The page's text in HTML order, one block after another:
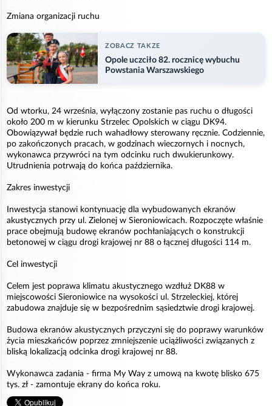
Zmiana organizacji ruchu
ZOBACZ TAKZE
Opole uczciło 82. rocznicę wybuchu
Powstania Warszawskiego
Od wtorku, 24 września, wyłączony zostanie pas ruchu o długości
około 200 m w kierunku Strzelec Opolskich w ciągu DK94.
Obowiązywał będzie ruch wahadłowy sterowany ręcznie. Codziennie,
po zakończonych pracach, w godzinach wieczornych i nocnych,
wykonawca przywróci na tym odcinku ruch dwukierunkowy.
Utrudnienia potrwają do końca października.
Zakres inwestycji
Inwestycja stanowi kontynuację dla wybudowanych ekranów
akustycznych przy ul. Zielonej w Sieroniowicach. Rozpoczęte właśnie
prace obejmują budowę ekranów pochłaniających o konstrukcji
betonowej w ciągu drogi krajowej nr 88 o łącznej długości 114 m.
Cel inwestycji
Celem jest poprawa klimatu akustycznego wzdłuż DK88 w
miejscowości Sieroniowice na wysokości ul. Strzeleckiej, której
zabudowa znajduje się w bezpośrednim sąsiedztwie drogi krajowej.
Budowa ekranów akustycznych przyczyni się do poprawy warunków
życia mieszkańców poprzez zmniejszenie uciążliwości związanych z
bliską lokalizacją odcinka drogi krajowej nr 88.
Wykonawca zadania - firma My Way z umową na kwotę blisko 675
tys. zł - zamontuje ekrany do końca roku.